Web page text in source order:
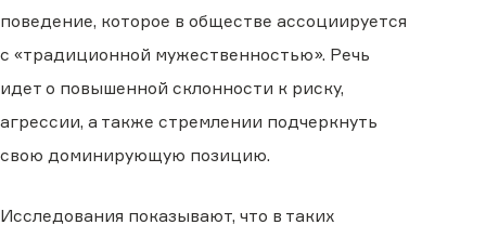
поведение, которое в обществе ассоциируется
с «традиционной мужественностью». Речь
идет о повышенной склонности к риску,
агрессии, а также стремлении подчеркнуть
свою доминирующую позицию.
Исследования показывают, что в таких